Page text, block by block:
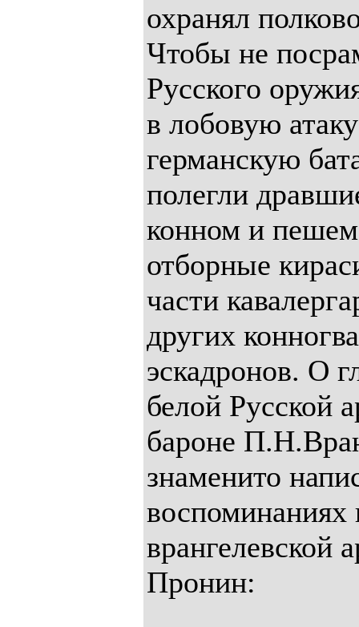
охранял
Чтобы не
Русского
в лобовую
германскую
полегли
конном и
отборные
части
других
эскадронов. О
белой Русской
бароне
знаменито
воспоминаниях
врангелевской
Пронин: